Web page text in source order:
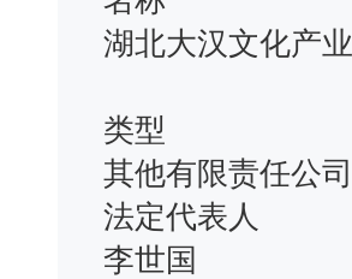
湖北大汉文化产
类型
其他有限责任公司
法定代表人
李世国